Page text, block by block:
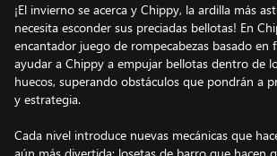
¡El invierno se acerca y Chippy, la ardilla más
necesita esconder sus preciadas bellotas! En
encantador juego de rompecabezas basado en
ayudar a Chippy a empujar bellotas dentro de
huecos, superando obstáculos que pondrán a
y estrategia.
Cada nivel introduce nuevas mecánicas que